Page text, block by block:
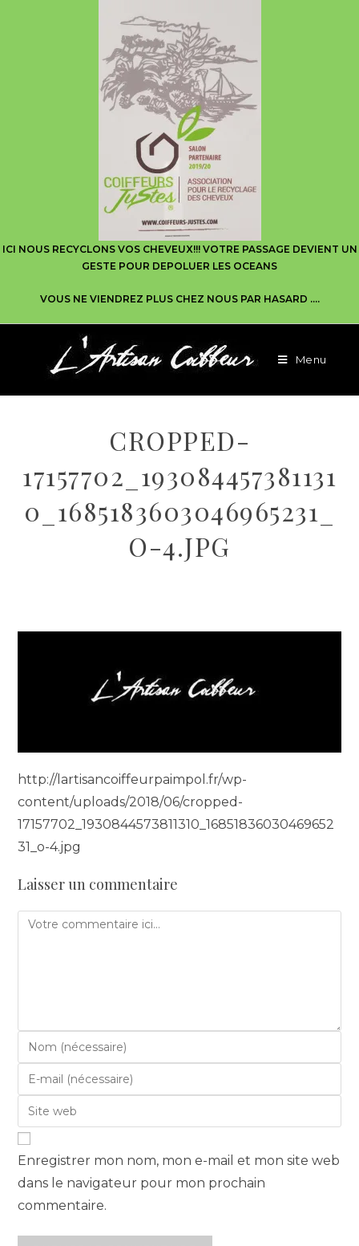
ICI NOUS RECYCLONS VOS CHEVEUX!!! VOTRE PASSAGE DEVIENT UN
GESTE POUR DEPOLUER LES OCEANS
VOUS NE VIENDREZ PLUS CHEZ NOUS PAR HASARD ….
Menu
CROPPED-
17157702_193084457381131
0_1685183603046965231_
O-4.JPG
http://lartisancoiffeurpaimpol.fr/wp-
content/uploads/2018/06/cropped-
17157702_1930844573811310_16851836030469652
31_o-4.jpg
Laisser un commentaire
Enregistrer mon nom, mon e-mail et mon site web
dans le navigateur pour mon prochain
commentaire.